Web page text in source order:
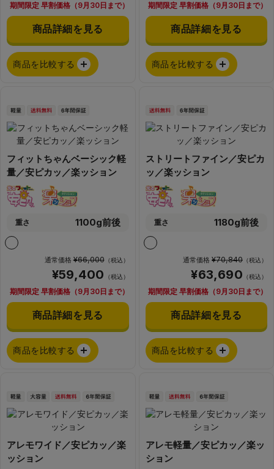
期間限定 早割価格（9月30日まで）
商品詳細を見る
商品を比較する
期間限定 早割価格（9月30日まで）
商品詳細を見る
商品を比較する
フィットちゃんベーシック軽
量／安ピカッ／楽ッション
重さ 1100g前後
通常価格¥66,000（税込）
¥59,400 （税込）
期間限定 早割価格（9月30日まで）
商品詳細を見る
商品を比較する
ストリートファイン／安ピカ
ッ／楽ッション
重さ 1180g前後
通常価格 ¥70,840 （税込）
¥63,690 （税込）
期間限定 早割価格（9月30日まで）
商品詳細を見る
商品を比較する
アレモワイド／安ピカッ／楽
ッション
アレモ軽量／安ピカッ／楽ッ
ション